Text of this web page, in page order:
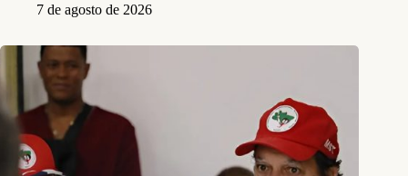
7 de agosto de 2026